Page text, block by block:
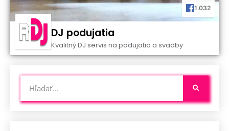
1.032
DJ podujatia
Kvalitný DJ servis na podujatia a svadby